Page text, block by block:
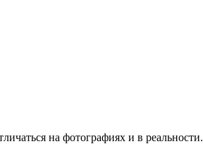
на фотографиях и в реальности.